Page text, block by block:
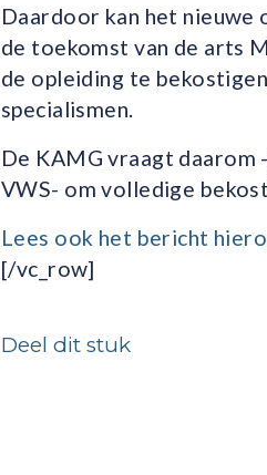
Daardoor kan het nieuwe
de toekomst van de arts
de opleiding te
specialismen.
De KAMG vraagt
VWS- om volledige
Lees ook het bericht
[/vc_row]
Deel dit stuk